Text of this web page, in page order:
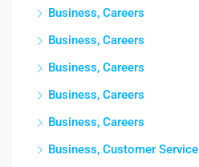
Business, Careers
Business, Careers
Business, Careers
Business, Careers
Business, Careers
Business, Customer Service